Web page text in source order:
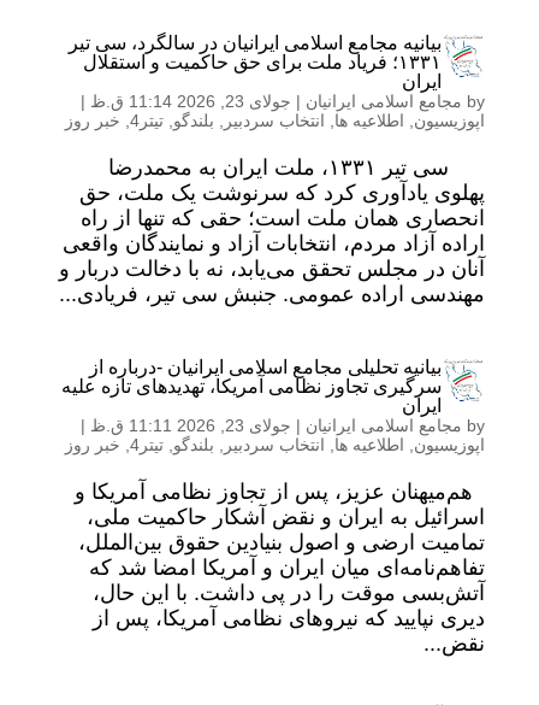
بیانیه مجامع اسلامی ایرانیان در سالگرد، سی تیر
۱۳۳۱؛ فریاد ملت برای حق حاکمیت و استقلال
ایران
by مجامع اسلامی ایرانیان | جولای 23, 2026 11:14 ق.ظ
|
اپوزیسیون
اطلاعیه ها انتخاب سردبیر بلندگو تیتر4 , خبر روز
سی تیر ۱۳۳۱، ملت ایران به محمدرضا
پهلوی یادآوری کرد که سرنوشت یک ملت، حق
انحصاری همان ملت است؛ حقی که تنها از راه
اراده آزاد مردم، انتخابات آزاد و نمایندگان واقعی
آنان در مجلس تحقق می‌یابد، نه با دخالت دربار و
مهندسی اراده عمومی. جنبش سی تیر، فریادی...
بیانیه تحلیلی مجامع اسلامی ایرانیان -درباره از
سرگیری تجاوز نظامی آمریکا، تهدیدهای تازه علیه
ایران
by مجامع اسلامی ایرانیان | جولای 23, 2026 11:11 ق.ظ
|
اپوزیسیون
اطلاعیه ها انتخاب سردبیر بلندگو تیتر4 , خبر روز
هم‌میهنان عزیز، پس از تجاوز نظامی آمریکا و
اسرائیل به ایران و نقض آشکار حاکمیت ملی،
تمامیت ارضی و اصول بنیادین حقوق بین‌الملل،
تفاهم‌نامه‌ای میان ایران و آمریکا امضا شد که
آتش‌بسی موقت را در پی داشت. با این حال،
دیری نپایید که نیروهای نظامی آمریکا، پس از
نقض...